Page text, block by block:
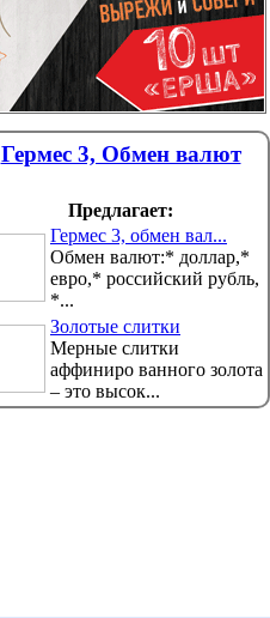
Гермес 3, Обмен валют
Предлагает:
Гермес 3, обмен вал...
Обмен валют:* доллар,*
евро,* российский рубль,
*...
Золотые слитки
Мерные слитки
аффиниро ванного золота
– это высок...